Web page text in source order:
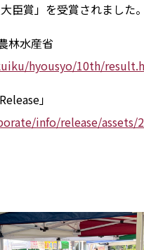
臣賞」を受賞されました。
林水産省
hyousyo/10th/
」
info/release/assets/